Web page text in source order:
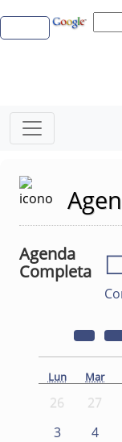
Agenda
Completa
Lun Mar
26 27
3
4